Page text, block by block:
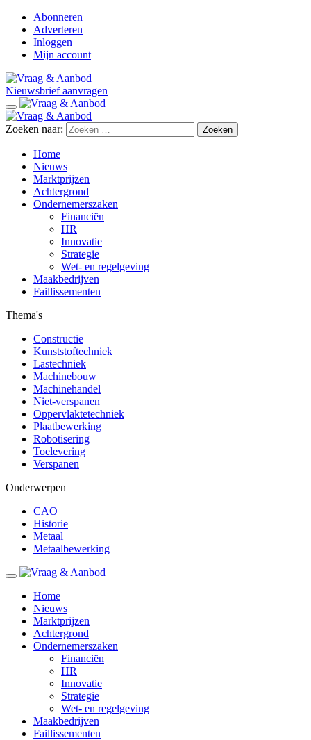
Abonneren
Adverteren
Inloggen
Mijn account
Nieuwsbrief aanvragen
Zoeken naar:
Home
Nieuws
Marktprijzen
Achtergrond
Ondernemerszaken
Financiën
HR
Innovatie
Strategie
Wet- en regelgeving
Maakbedrijven
Faillissementen
Thema's
Constructie
Kunststoftechniek
Lastechniek
Machinebouw
Machinehandel
Niet-verspanen
Oppervlaktetechniek
Plaatbewerking
Robotisering
Toelevering
Verspanen
Onderwerpen
CAO
Historie
Metaal
Metaalbewerking
Home
Nieuws
Marktprijzen
Achtergrond
Ondernemerszaken
Financiën
HR
Innovatie
Strategie
Wet- en regelgeving
Maakbedrijven
Faillissementen